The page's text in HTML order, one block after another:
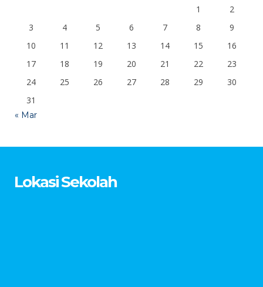
1
2
3
4 5 6 7 8
9
10
11 12 13 14 15
16
17
18 19 20 21 22
23
24
25 26 27 28 29
30
31
« Mar
Lokasi Sekolah